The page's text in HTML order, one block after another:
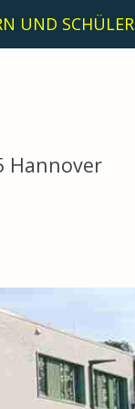
UND SCHÜLER
Hannover